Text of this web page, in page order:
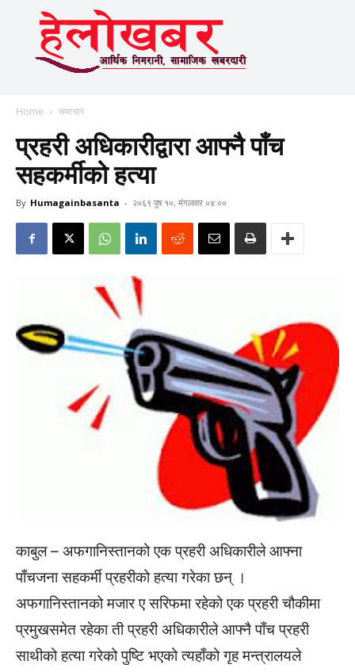
Home समाचार
प्रहरी अधिकारीद्वारा आफ्नै पाँच
सहकर्मीको हत्या
By Humagainbasanta - २०६९ पुष १०, मंगलवार ०४:००
काबुल – अफगानिस्तानको एक प्रहरी अधिकारीले आफ्ना
पाँचजना सहकर्मी प्रहरीको हत्या गरेका छन् ।
अफगानिस्तानको मजार ए सरिफमा रहेको एक प्रहरी चौकीमा
प्रमुखसमेत रहेका ती प्रहरी अधिकारीले आफ्नै पाँच प्रहरी
साथीको हत्या गरेको पुष्टि भएको त्यहाँको गृह मन्त्रालयले